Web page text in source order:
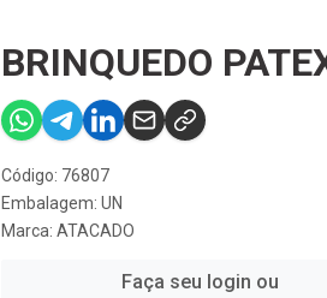
BRINQUEDO
Código: 76807
Embalagem: UN
Marca: ATACADO
Faça seu login ou